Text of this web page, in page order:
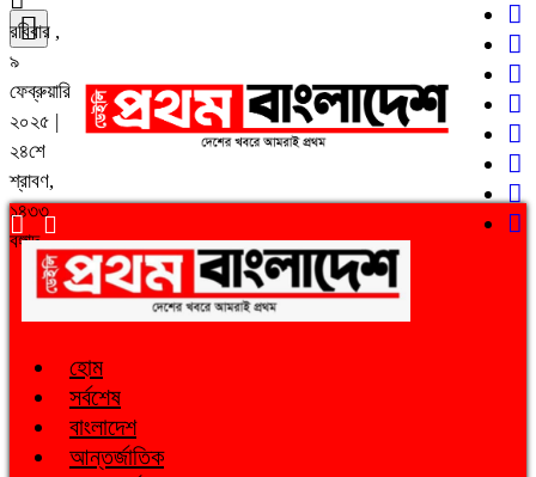
রবিবার ,
৯
ফেব্রুয়ারি
২০২৫ |
২৪শে
শ্রাবণ,
১৪৩৩
বঙ্গাব্দ
হোম
সর্বশেষ
বাংলাদেশ
আন্তর্জাতিক